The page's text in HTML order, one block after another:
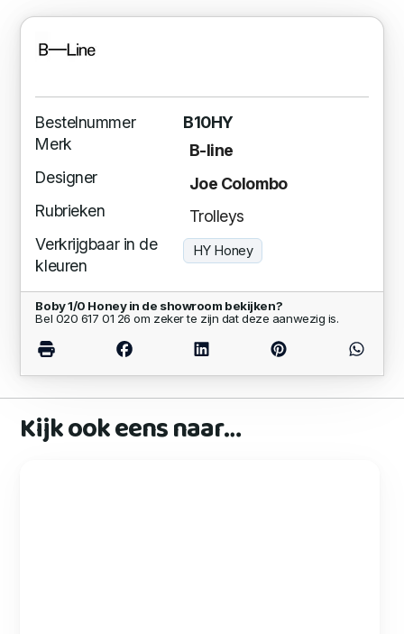
Bestelnummer
B10HY
Merk
B-line
Designer
Joe Colombo
Rubrieken
Trolleys
Verkrijgbaar in de
kleuren
HY Honey
Boby 1/0 Honey in de showroom bekijken?
Bel 020 617 01 26 om zeker te zijn dat deze aanwezig is.
Kijk ook eens naar…